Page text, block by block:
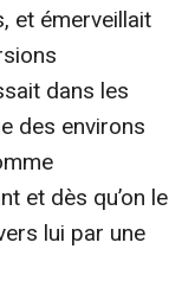
et émerveillait
dans les
des environs
et dès qu’on le
lui par une